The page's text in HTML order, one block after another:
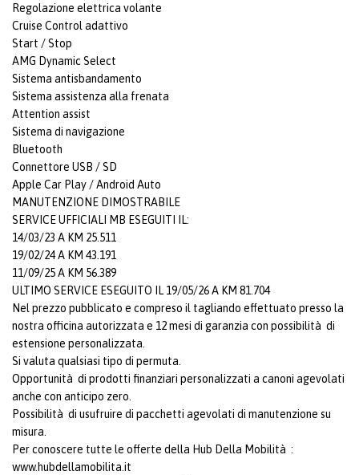
Regolazione elettrica volante
Cruise Control adattivo
Start / Stop
AMG Dynamic Select
Sistema antisbandamento
Sistema assistenza alla frenata
Attention assist
Sistema di navigazione
Bluetooth
Connettore USB / SD
Apple Car Play / Android Auto
MANUTENZIONE DIMOSTRABILE
SERVICE UFFICIALI MB ESEGUITI IL:
14/03/23 A KM 25.511
19/02/24 A KM 43.191
11/09/25 A KM 56.389
ULTIMO SERVICE ESEGUITO IL 19/05/26 A KM 81.704
Nel prezzo pubblicato e compreso il tagliando effettuato presso la
nostra officina autorizzata e 12 mesi di garanzia con possibilità di
estensione personalizzata.
Si valuta qualsiasi tipo di permuta.
Opportunità di prodotti finanziari personalizzati a canoni agevolati
anche con anticipo zero.
Possibilità di usufruire di pacchetti agevolati di manutenzione su
misura.
Per conoscere tutte le offerte della Hub Della Mobilità :
www.hubdellamobilita.it